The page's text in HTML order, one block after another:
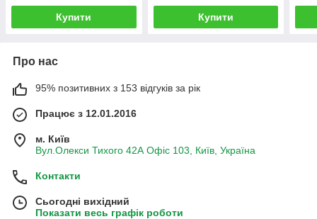
Купити Купити
Про нас
95% позитивних з 153 відгуків за рік
Працює з 12.01.2016
м. Київ
Вул.Олекси Тихого 42А Офіс 103, Київ, Україна
Контакти
Сьогодні вихідний
Показати весь графік роботи